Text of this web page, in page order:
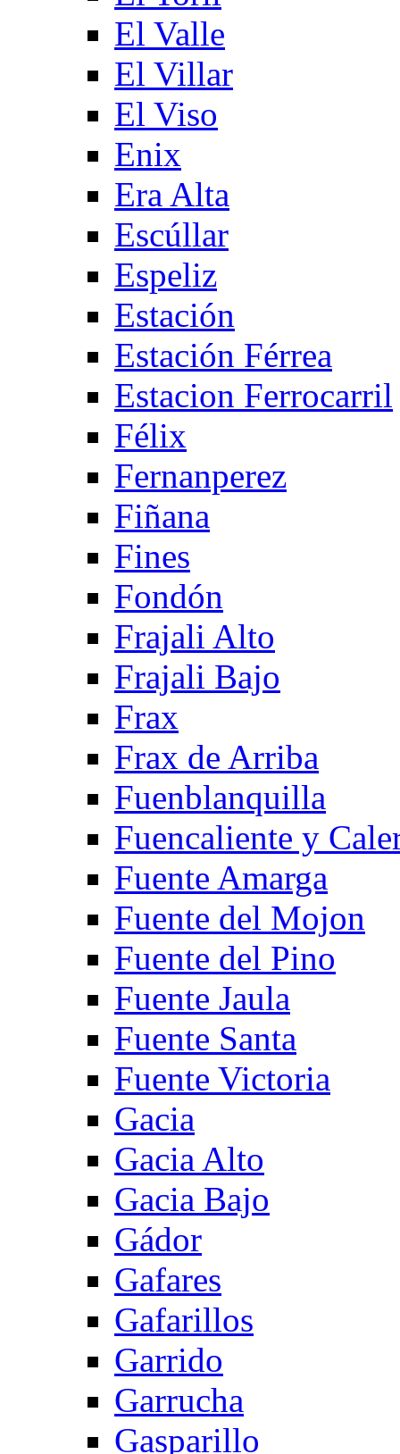
El Valle
El Villar
El Viso
Enix
Era Alta
Escúllar
Espeliz
Estación
Estación Férrea
Estacion Ferrocarril
Félix
Fernanperez
Fiñana
Fines
Fondón
Frajali Alto
Frajali Bajo
Frax
Frax de Arriba
Fuenblanquilla
Fuencaliente y
Fuente Amarga
Fuente del Mojon
Fuente del Pino
Fuente Jaula
Fuente Santa
Fuente Victoria
Gacia
Gacia Alto
Gacia Bajo
Gádor
Gafares
Gafarillos
Garrido
Garrucha
Gasparillo